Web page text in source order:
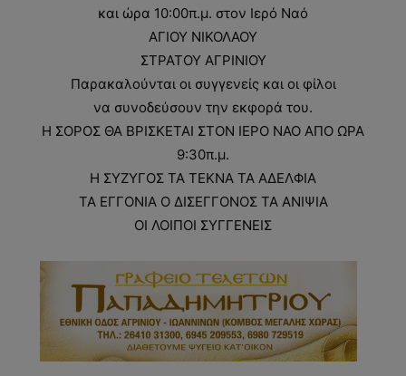
και ώρα 10:00π.μ. στον Ιερό Ναό
ΑΓΙΟΥ ΝΙΚΟΛΑΟΥ
ΣΤΡΑΤΟΥ ΑΓΡΙΝΙΟΥ
Παρακαλούνται οι συγγενείς και οι φίλοι
να συνοδεύσουν την εκφορά του.
Η ΣΟΡΟΣ ΘΑ ΒΡΙΣΚΕΤΑΙ ΣΤΟΝ ΙΕΡΟ ΝΑΟ ΑΠΟ ΩΡΑ
9:30π.μ.
H ΣΥΖΥΓΟΣ ΤΑ ΤΕΚΝΑ ΤΑ ΑΔΕΛΦΙΑ
ΤΑ ΕΓΓΟΝΙΑ Ο ΔΙΣΕΓΓΟΝΟΣ ΤΑ ΑΝΙΨΙΑ
ΟΙ ΛΟΙΠΟΙ ΣΥΓΓΕΝΕΙΣ